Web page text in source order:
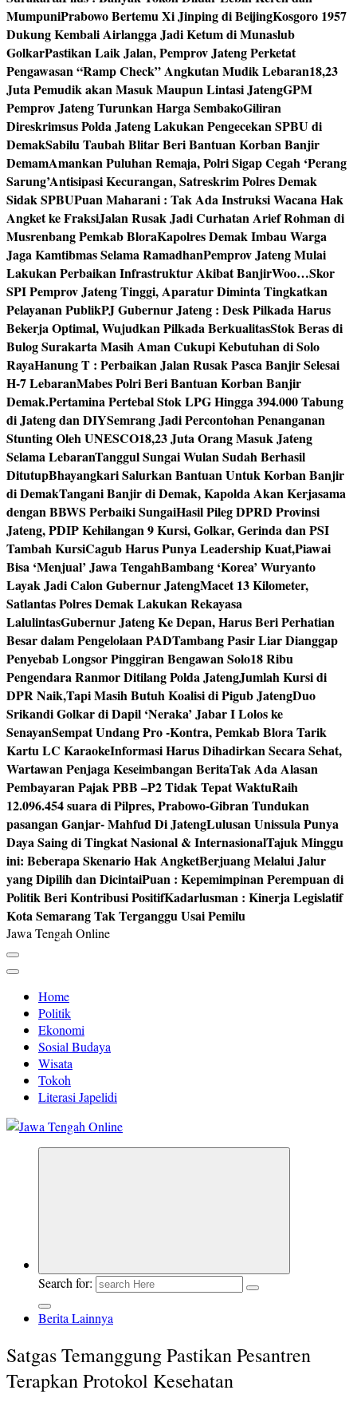
MumpuniPrabowo Bertemu Xi Jinping di BeijingKosgoro 1957
Dukung Kembali Airlangga Jadi Ketum di Munaslub
GolkarPastikan Laik Jalan, Pemprov Jateng Perketat
Pengawasan “Ramp Check” Angkutan Mudik Lebaran18,23
Juta Pemudik akan Masuk Maupun Lintasi JatengGPM
Pemprov Jateng Turunkan Harga SembakoGiliran
Direskrimsus Polda Jateng Lakukan Pengecekan SPBU di
DemakSabilu Taubah Blitar Beri Bantuan Korban Banjir
DemamAmankan Puluhan Remaja, Polri Sigap Cegah ‘Perang
Sarung’Antisipasi Kecurangan, Satreskrim Polres Demak
Sidak SPBUPuan Maharani : Tak Ada Instruksi Wacana Hak
Angket ke FraksiJalan Rusak Jadi Curhatan Arief Rohman di
Musrenbang Pemkab BloraKapolres Demak Imbau Warga
Jaga Kamtibmas Selama RamadhanPemprov Jateng Mulai
Lakukan Perbaikan Infrastruktur Akibat BanjirWoo…Skor
SPI Pemprov Jateng Tinggi, Aparatur Diminta Tingkatkan
Pelayanan PublikPJ Gubernur Jateng : Desk Pilkada Harus
Bekerja Optimal, Wujudkan Pilkada BerkualitasStok Beras di
Bulog Surakarta Masih Aman Cukupi Kebutuhan di Solo
RayaHanung T : Perbaikan Jalan Rusak Pasca Banjir Selesai
H-7 LebaranMabes Polri Beri Bantuan Korban Banjir
Demak.Pertamina Pertebal Stok LPG Hingga 394.000 Tabung
di Jateng dan DIYSemrang Jadi Percontohan Penanganan
Stunting Oleh UNESCO18,23 Juta Orang Masuk Jateng
Selama LebaranTanggul Sungai Wulan Sudah Berhasil
DitutupBhayangkari Salurkan Bantuan Untuk Korban Banjir
di DemakTangani Banjir di Demak, Kapolda Akan Kerjasama
dengan BBWS Perbaiki SungaiHasil Pileg DPRD Provinsi
Jateng, PDIP Kehilangan 9 Kursi, Golkar, Gerinda dan PSI
Tambah KursiCagub Harus Punya Leadership Kuat,Piawai
Bisa ‘Menjual’ Jawa TengahBambang ‘Korea’ Wuryanto
Layak Jadi Calon Gubernur JatengMacet 13 Kilometer,
Satlantas Polres Demak Lakukan Rekayasa
LalulintasGubernur Jateng Ke Depan, Harus Beri Perhatian
Besar dalam Pengelolaan PADTambang Pasir Liar Dianggap
Penyebab Longsor Pinggiran Bengawan Solo18 Ribu
Pengendara Ranmor Ditilang Polda JatengJumlah Kursi di
DPR Naik,Tapi Masih Butuh Koalisi di Pigub JatengDuo
Srikandi Golkar di Dapil ‘Neraka’ Jabar I Lolos ke
SenayanSempat Undang Pro -Kontra, Pemkab Blora Tarik
Kartu LC KaraokeInformasi Harus Dihadirkan Secara Sehat,
Wartawan Penjaga Keseimbangan BeritaTak Ada Alasan
Pembayaran Pajak PBB –P2 Tidak Tepat WaktuRaih
12.096.454 suara di Pilpres, Prabowo-Gibran Tundukan
pasangan Ganjar- Mahfud Di JatengLulusan Unissula Punya
Daya Saing di Tingkat Nasional & InternasionalTajuk Minggu
ini: Beberapa Skenario Hak AngketBerjuang Melalui Jalur
yang Dipilih dan DicintaiPuan : Kepemimpinan Perempuan di
Politik Beri Kontribusi PositifKadarlusman : Kinerja Legislatif
Kota Semarang Tak Terganggu Usai Pemilu
Jawa Tengah Online
Home
Politik
Ekonomi
Sosial Budaya
Wisata
Tokoh
Literasi Japelidi
Search for:
Berita Lainnya
Satgas Temanggung Pastikan Pesantren
Terapkan Protokol Kesehatan